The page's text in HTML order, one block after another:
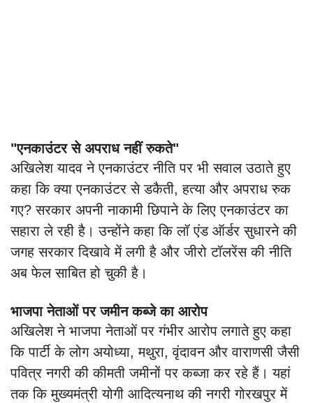
"एनकाउंटर से अपराध नहीं रुकते"
अखिलेश यादव ने एनकाउंटर नीति पर भी सवाल उठाते हुए
कहा कि क्या एनकाउंटर से डकैती, हत्या और अपराध रुक
गए? सरकार अपनी नाकामी छिपाने के लिए एनकाउंटर का
सहारा ले रही है। उन्होंने कहा कि लॉ एंड ऑर्डर सुधारने की
जगह सरकार दिखावे में लगी है और जीरो टॉलरेंस की नीति
अब फेल साबित हो चुकी है।
भाजपा नेताओं पर जमीन कब्जे का आरोप
अखिलेश ने भाजपा नेताओं पर गंभीर आरोप लगाते हुए कहा
कि पार्टी के लोग अयोध्या, मथुरा, वृंदावन और वाराणसी जैसी
पवित्र नगरी की कीमती जमीनों पर कब्जा कर रहे हैं। यहां
तक कि मुख्यमंत्री योगी आदित्यनाथ की नगरी गोरखपुर में